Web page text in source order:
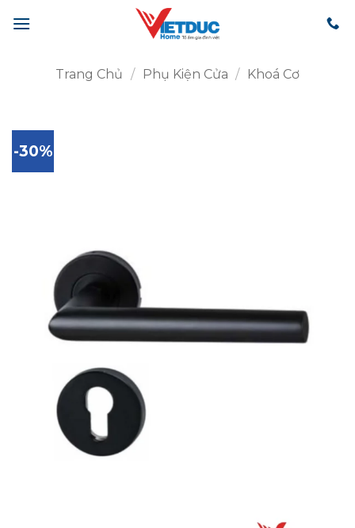
qua
Trang Chủ / Phụ Kiện Cửa / Khoá Cơ
-30%